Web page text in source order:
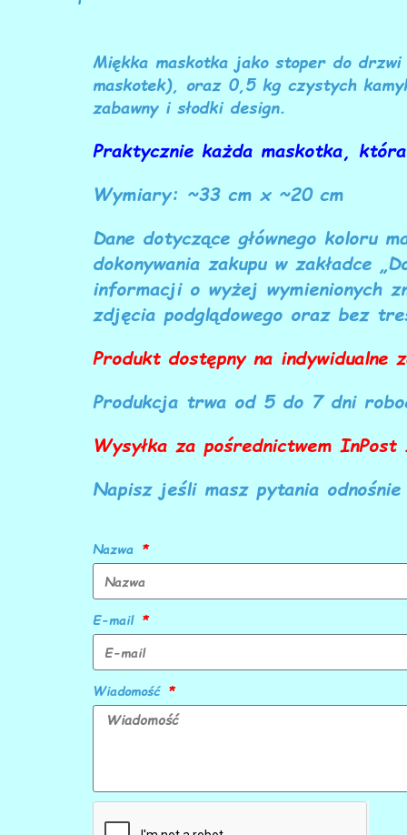
Miękka maskotka jako stoper do drzwi
maskotek), oraz 0,5 kg czystych
zabawny i słodki design.
Praktycznie każda maskotka,
Wymiary: ~33 cm x ~20 cm
Dane dotyczące głównego koloru
dokonywania zakupu w zakładce
informacji o wyżej wymienionych
zdjęcia podglądowego oraz bez
Produkt dostępny na indywidualne
Produkcja trwa od 5 do 7 dni
Wysyłka za pośrednictwem
Napisz jeśli masz pytania
Nazwa
E-mail
Wiadomość